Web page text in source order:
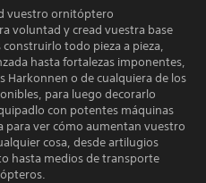
vuestro ornitóptero
voluntad y cread vuestra base
todo pieza a pieza,
hasta fortalezas imponentes,
Harkonnen o de cualquiera de los
para luego decorarlo
con potentes máquinas
para ver cómo aumentan vuestro
cosa, desde artilugios
hasta medios de transporte